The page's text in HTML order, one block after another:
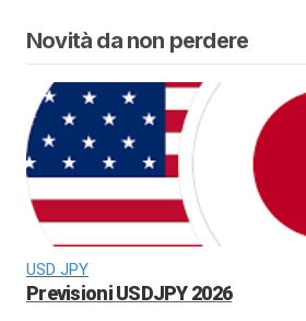
Novità da non perdere
USD JPY
Previsioni USDJPY 2026